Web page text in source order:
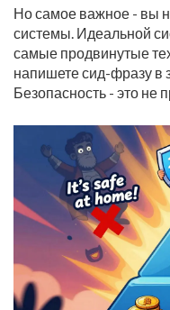
Но самое важное - вы
системы. Идеальной
самые продвинутые
напишете сид-фразу в
Безопасность - это не